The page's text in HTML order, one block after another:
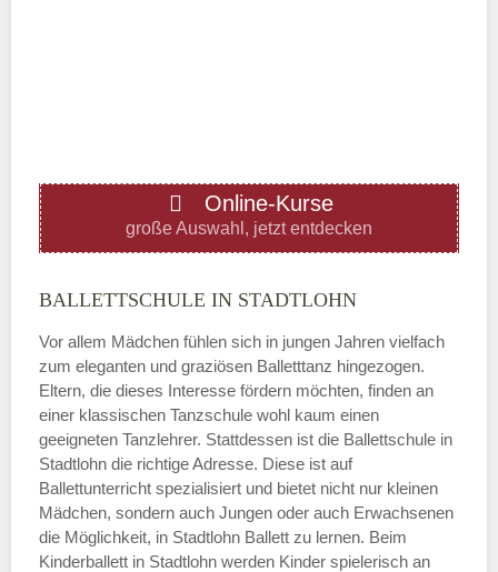
Donnerstag
—
ÖFFNUNGSZEITEN HINZUFÜGEN
Freitag
—
ÖFFNUNGSZEITEN HINZUFÜGEN
Online-Kurse
große Auswahl, jetzt entdecken
BALLETTSCHULE IN STADTLOHN
Vor allem Mädchen fühlen sich in jungen Jahren vielfach
zum eleganten und graziösen Balletttanz hingezogen.
Eltern, die dieses Interesse fördern möchten, finden an
einer klassischen Tanzschule wohl kaum einen
geeigneten Tanzlehrer. Stattdessen ist die Ballettschule in
Stadtlohn die richtige Adresse. Diese ist auf
Ballettunterricht spezialisiert und bietet nicht nur kleinen
Mädchen, sondern auch Jungen oder auch Erwachsenen
die Möglichkeit, in Stadtlohn Ballett zu lernen. Beim
Kinderballett in Stadtlohn werden Kinder spielerisch an